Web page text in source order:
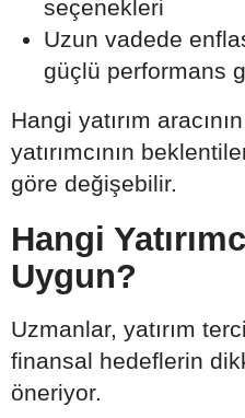
seçenekleri
Uzun vadede
güçlü performans
Hangi yatırım
yatırımcının
göre değişebilir.
Hangi
Uygun?
Uzmanlar, yatırım
finansal hedeflerin
öneriyor.